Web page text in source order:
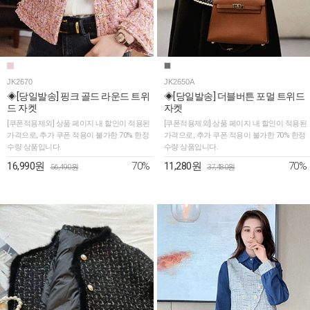
JK2670
◈[당일발송] 핑크 골드 라운드 트위
드 자켓
[쿠폰적용제외] 상품 페이지 내 할인이 적용된
가격으로, 추가 쿠폰 적용이 불가한 70% 한정
수량 상품입니다.
16,990원 56,490원 70%
JK2650A
◈[당일발송] 더블버튼 포멀 트위드
자켓
[쿠폰적용제외] 상품 페이지 내 할인이 적용된
가격으로, 추가 쿠폰 적용이 불가한 70% 한정
수량 상품입니다.
11,280원 37,480원 70%